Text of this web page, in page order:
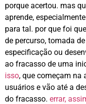
porque acertou. mas
aprende,
para tal. por que foi
de percurso, tomada
especificação ou
ao fracasso de uma
isso, que começam na
usuários e vão até a
do fracasso. errar,